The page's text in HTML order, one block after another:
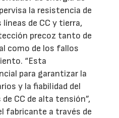
la resistencia de
de CC y tierra,
precoz tanto de
como de los fallos
“Esta
para garantizar la
y la fiabilidad del
CC de alta tensión”,
fabricante a través de